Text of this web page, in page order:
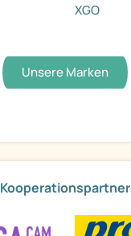
XGO
Unsere Marken
Kooperationspartner